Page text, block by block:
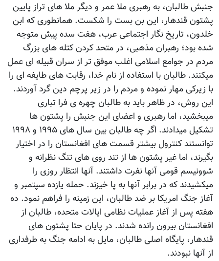
جنبش طالبان، به رهبری ملا عمر و دیگر ملا های تراز پایین
پشتون قندهار، این بن بست را شکست. همانطوری که ابن
خلدون، تاریخ نگار اجتماعی عرب، هفت سده پیش متوجه
شده بود؛ رهبران مذهبی، در متحد کردن کتله های بزرگ
مردم در جوامع اسلامی اغلب موفق تر از سران قبیله ای عمل
میکنند. طالبان با استفاده از نام خدا، رقابت های طایفه ای را
با زیرکی مهار نموده و مردم را در زیر پرچم دین گرد آوردند.
این روش، در ظاهر باید به طالبان چهره ی فرا تباری
میبخشید، اما رهبری و اعضای این جنبش را پشتون ها
تشکیل میدادند. اگر چه طالبان بین سال های ۱۹۹۵ و ۱۹۹۸
توانستند کنترول بیشتر قسمت های افغانستان را در اختیار
بگیرند، اما غیر پشتون ها از تند روی های تنگ نظرانه و
شوونیسم قومی آنها نفرت داشتند. آنها انتظار روزی را
میکشیدند که در برابر آنها به پا خیزند. حمله یازده سپتمبر و
آغاز جنگ امریکا بر ضد طالبان، این زمینه را فراهم نمود. ده
هفته پس از آغاز عملیات نظامی ایالات متحده، طالبان از
افغانستان بیرون رانده شدند. در پایان حتا پشتون های
قندهار، پایگاه اصلی طالبان، مایل به ادامه جنگ به طرفداری
از آنها نبودند.